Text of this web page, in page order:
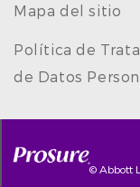
Mapa del sitio
Política de
de Datos
© Abbott